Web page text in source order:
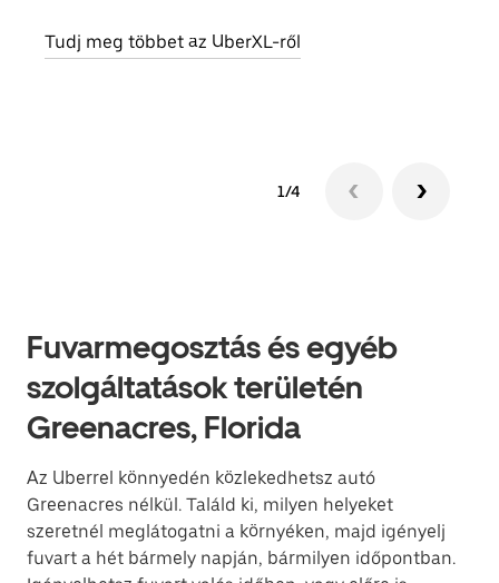
Tudj meg többet az UberXL-ről
1/4
Fuvarmegosztás és egyéb
szolgáltatások területén
Greenacres, Florida
Az Uberrel könnyedén közlekedhetsz autó
Greenacres nélkül. Találd ki, milyen helyeket
szeretnél meglátogatni a környéken, majd igényelj
fuvart a hét bármely napján, bármilyen időpontban.